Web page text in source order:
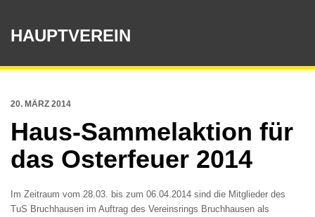
HAUPTVEREIN
20. MÄRZ 2014
Haus-Sammelaktion für
das Osterfeuer 2014
Im Zeitraum vom 28.03. bis zum 06.04.2014 sind die Mitglieder des
TuS Bruchhausen im Auftrag des Vereinsrings Bruchhausen als